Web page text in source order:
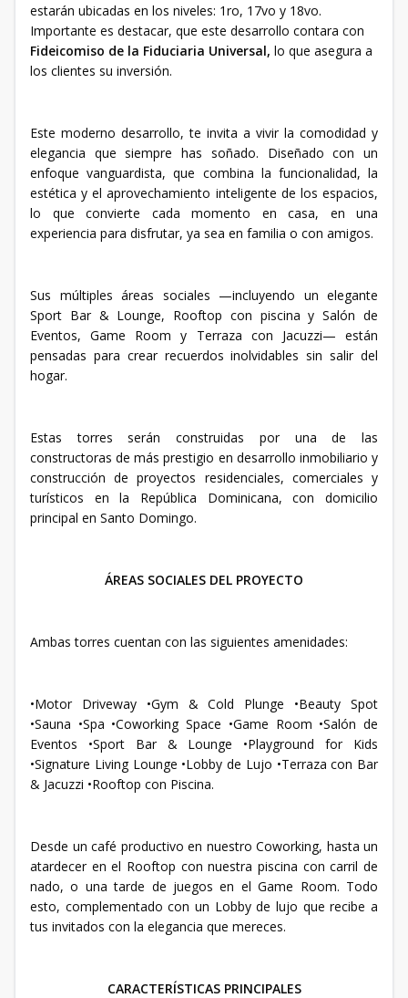
estarán ubicadas en los niveles: 1ro, 17vo y 18vo.
Importante es destacar, que este desarrollo contara con
Fideicomiso de la Fiduciaria Universal, lo que asegura a
los clientes su inversión.
Este moderno desarrollo, te invita a vivir la comodidad y
elegancia que siempre has soñado. Diseñado con un
enfoque vanguardista, que combina la funcionalidad, la
estética y el aprovechamiento inteligente de los espacios,
lo que convierte cada momento en casa, en una
experiencia para disfrutar, ya sea en familia o con amigos.
Sus múltiples áreas sociales —incluyendo un elegante
Sport Bar & Lounge, Rooftop con piscina y Salón de
Eventos, Game Room y Terraza con Jacuzzi— están
pensadas para crear recuerdos inolvidables sin salir del
hogar.
Estas torres serán construidas por una de las
constructoras de más prestigio en desarrollo inmobiliario y
construcción de proyectos residenciales, comerciales y
turísticos en la República Dominicana, con domicilio
principal en Santo Domingo.
ÁREAS SOCIALES DEL PROYECTO
Ambas torres cuentan con las siguientes amenidades:
•Motor Driveway •Gym & Cold Plunge •Beauty Spot
•Sauna •Spa •Coworking Space •Game Room •Salón de
Eventos •Sport Bar & Lounge •Playground for Kids
•Signature Living Lounge •Lobby de Lujo •Terraza con Bar
& Jacuzzi •Rooftop con Piscina.
Desde un café productivo en nuestro Coworking, hasta un
atardecer en el Rooftop con nuestra piscina con carril de
nado, o una tarde de juegos en el Game Room. Todo
esto, complementado con un Lobby de lujo que recibe a
tus invitados con la elegancia que mereces.
CARACTERÍSTICAS PRINCIPALES